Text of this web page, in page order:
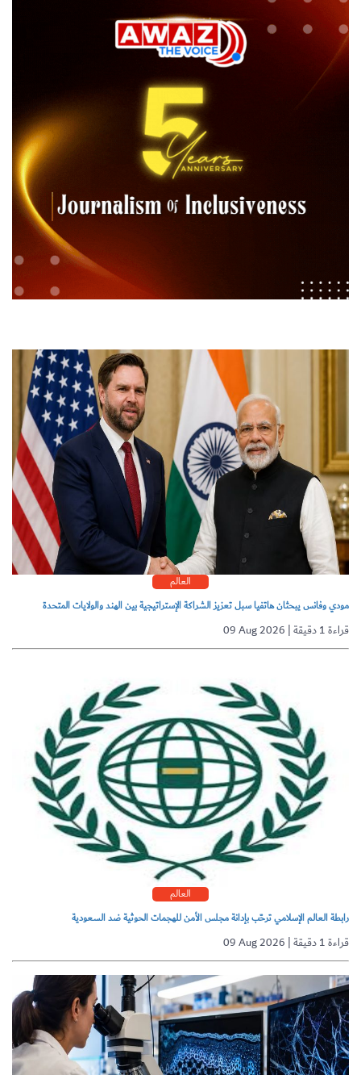
العالم
مودي وفانس يبحثان هاتفيا سبل تعزيز الشراكة الإستراتيجية بين الهند والولايات المتحدة
09 Aug 2026 | قراءة 1 دقيقة
العالم
رابطة العالم الإسلامي ترحّب بإدانة مجلس الأمن للهجمات الحوثية ضد السعودية
09 Aug 2026 | قراءة 1 دقيقة